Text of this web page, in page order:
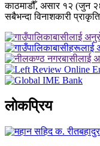
काठमाडौँ, असार १२ (जुन
सबैभन्दा विनाशकारी
लाेकप्रिय